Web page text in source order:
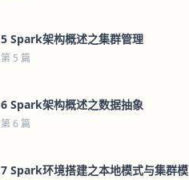
5 Spark架构概述之集群管理
第 5 篇
6 Spark架构概述之数据抽象
第 6 篇
7 Spark环境搭建之本地模式与集群模